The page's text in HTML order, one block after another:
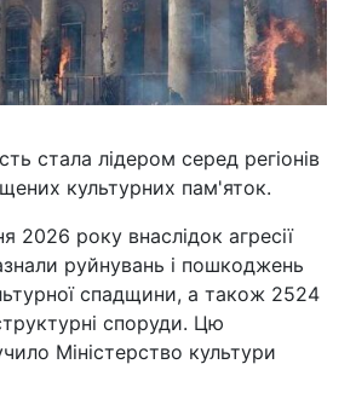
стала лідером серед регіонів
культурних пам'яток.
2026 року внаслідок агресії
руйнувань і пошкоджень
спадщини, а також 2524
споруди. Цю
Міністерство культури